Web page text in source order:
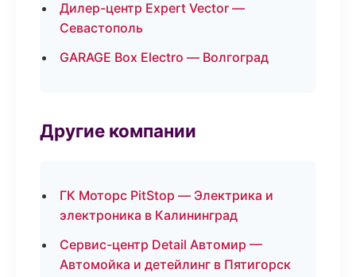
Дилер-центр Expert Vector —
Севастополь
GARAGE Box Electro — Волгоград
Другие компании
ГК Моторс PitStop — Электрика и
электроника в Калининград
Сервис-центр Detail Автомир —
Автомойка и детейлинг в Пятигорск